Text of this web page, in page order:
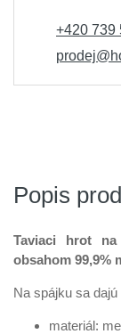
+420 739
Popis
Taviaci hrot
obsahom 99,9%
Na spájku sa
materiál: